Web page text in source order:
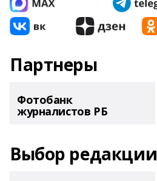
Партнеры
Фотобанк
журналистов РБ
Выбор редакции